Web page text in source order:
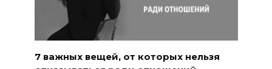
7 важных вещей, от которых нельзя